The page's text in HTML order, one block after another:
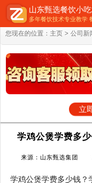
您现在的位置： 主页 > 公司新
少？
立
学鸡公煲学费多
来源：山东甄选集团
学鸡公煲学费多少钱？
山东甄选餐饮小
多年餐饮技术专业教学